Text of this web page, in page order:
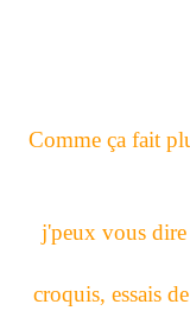
Comme ça fait
j'peux vous
croquis, essais